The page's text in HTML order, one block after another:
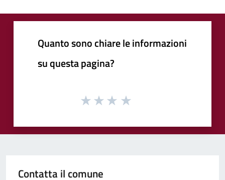
Quanto sono chiare le informazioni
su questa pagina?
Contatta il comune